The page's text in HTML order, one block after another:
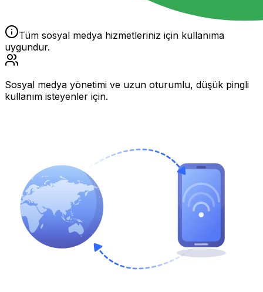
Tüm sosyal medya hizmetleriniz için kullanıma
uygundur.
Sosyal medya yönetimi ve uzun oturumlu, düşük pingli
kullanım isteyenler için.